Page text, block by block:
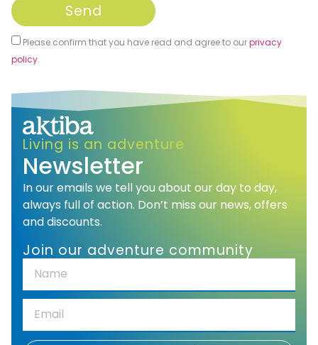
Living is an adventure
Newsletter
In our emails we tell you about our day to day,
always full of action. Don’t miss our news, offers
and discounts.
Join our adventure community
Please confirm that you have read and agree to ourprivacy
policy.
Send